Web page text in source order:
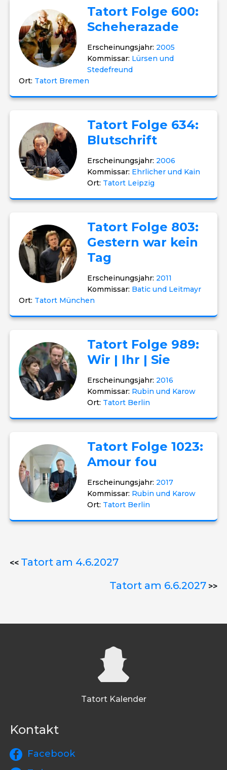
Tatort Folge 600:
Scheherazade
Erscheinungsjahr: 2005
Kommissar: Lürsen und
Stedefreund
Ort: Tatort Bremen
Tatort Folge 634:
Blutschrift
Erscheinungsjahr: 2006
Kommissar: Ehrlicher und Kain
Ort: Tatort Leipzig
Tatort Folge 803:
Gestern war kein
Tag
Erscheinungsjahr: 2011
Kommissar: Batic und Leitmayr
Ort: Tatort München
Tatort Folge 989:
Wir | Ihr | Sie
Erscheinungsjahr: 2016
Kommissar: Rubin und Karow
Ort: Tatort Berlin
Tatort Folge 1023:
Amour fou
Erscheinungsjahr: 2017
Kommissar: Rubin und Karow
Ort: Tatort Berlin
<< Tatort am 4.6.2027
Tatort am 6.6.2027 >>
Tatort Kalender
Kontakt
Facebook